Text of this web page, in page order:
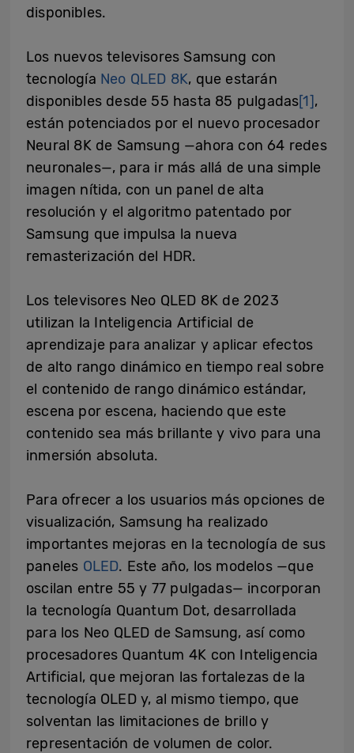
disponibles.
Los nuevos televisores Samsung con
tecnología Neo QLED 8K, que estarán
disponibles desde 55 hasta 85 pulgadas[1],
están potenciados por el nuevo procesador
Neural 8K de Samsung —ahora con 64 redes
neuronales—, para ir más allá de una simple
imagen nítida, con un panel de alta
resolución y el algoritmo patentado por
Samsung que impulsa la nueva
remasterización del HDR.
Los televisores Neo QLED 8K de 2023
utilizan la Inteligencia Artificial de
aprendizaje para analizar y aplicar efectos
de alto rango dinámico en tiempo real sobre
el contenido de rango dinámico estándar,
escena por escena, haciendo que este
contenido sea más brillante y vivo para una
inmersión absoluta.
Para ofrecer a los usuarios más opciones de
visualización, Samsung ha realizado
importantes mejoras en la tecnología de sus
paneles OLED. Este año, los modelos —que
oscilan entre 55 y 77 pulgadas— incorporan
la tecnología Quantum Dot, desarrollada
para los Neo QLED de Samsung, así como
procesadores Quantum 4K con Inteligencia
Artificial, que mejoran las fortalezas de la
tecnología OLED y, al mismo tiempo, que
solventan las limitaciones de brillo y
representación de volumen de color.